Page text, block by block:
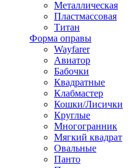
Металлическая
Пластмассовая
Титан
Форма оправы
Wayfarer
Авиатор
Бабочки
Квадратные
Клабмастер
Кошки/Лисички
Круглые
Многогранник
Мягкий квадрат
Овальные
Панто